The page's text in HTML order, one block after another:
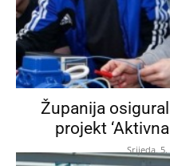
Županija
projekt
Srijeda,